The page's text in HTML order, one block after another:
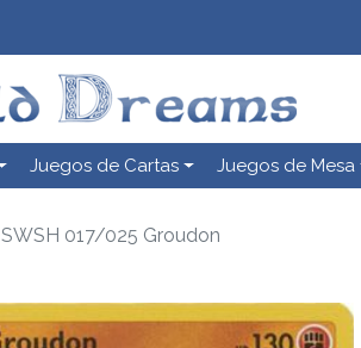
Juegos de Cartas Juegos de Mesa
SWSH 017/025 Groudon